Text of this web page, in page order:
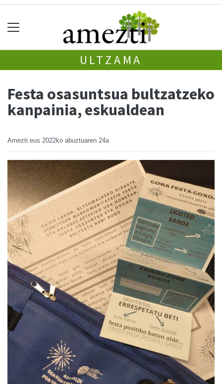
ULTZAMA
Festa osasuntsua bultzatzeko
kanpainia, eskualdean
Amezti.eus 2022ko abuztuaren 24a